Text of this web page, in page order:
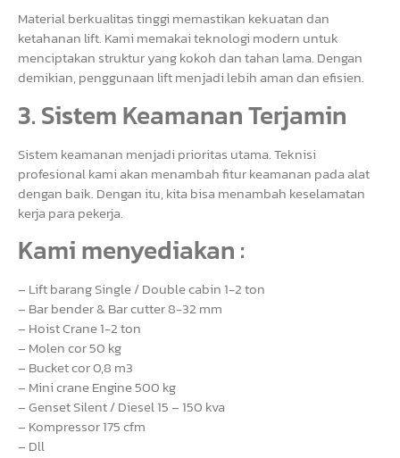
Material berkualitas tinggi memastikan kekuatan dan
ketahanan lift. Kami memakai teknologi modern untuk
menciptakan struktur yang kokoh dan tahan lama. Dengan
demikian, penggunaan lift menjadi lebih aman dan efisien.
3. Sistem Keamanan Terjamin
Sistem keamanan menjadi prioritas utama. Teknisi
profesional kami akan menambah fitur keamanan pada alat
dengan baik. Dengan itu, kita bisa menambah keselamatan
kerja para pekerja.
Kami menyediakan :
– Lift barang Single / Double cabin 1-2 ton
– Bar bender & Bar cutter 8-32 mm
– Hoist Crane 1-2 ton
– Molen cor 50 kg
– Bucket cor 0,8 m3
– Mini crane Engine 500 kg
– Genset Silent / Diesel 15 – 150 kva
– Kompressor 175 cfm
– Dll